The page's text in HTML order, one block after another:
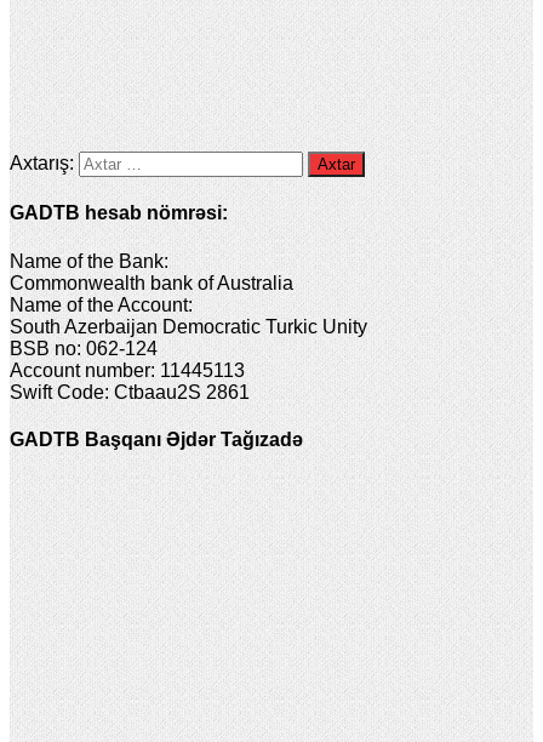
Axtarış:
GADTB hesab nömrəsi:
Name of the Bank:
Commonwealth bank of Australia
Name of the Account:
South Azerbaijan Democratic Turkic Unity
BSB no: 062-124
Account number: 11445113
Swift Code: Ctbaau2S 2861
GADTB Başqanı Əjdər Tağızadə